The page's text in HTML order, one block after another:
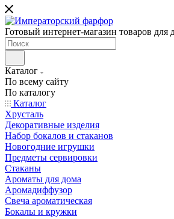
Готовый интернет-магазин товаров для
Каталог
По всему сайту
По каталогу
Каталог
Хрусталь
Декоративные изделия
Набор бокалов и стаканов
Новогодние игрушки
Предметы сервировки
Стаканы
Ароматы для дома
Аромадиффузор
Свеча ароматическая
Бокалы и кружки